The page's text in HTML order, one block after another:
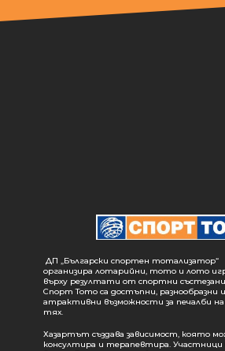
ДП „Български спортен тотализатор“
организира лотарийни, тото и лото
върху резултати от спортни
Спорт Тото са достъпни, разнообразни
атрактивни възможности за печалби
тях.
Хазартът създава зависимост, която
консултира и терапевтира. Участници